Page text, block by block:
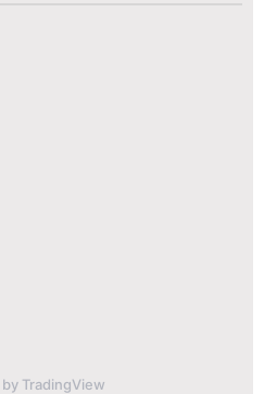
by TradingView